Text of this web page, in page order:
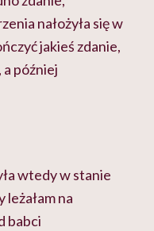
nałożyła się w
jakieś zdanie,
później
wtedy w stanie
na
babci